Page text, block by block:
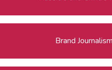
Brand